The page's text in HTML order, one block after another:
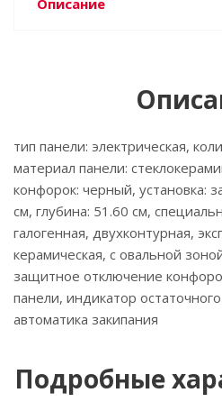
Описание
тип панели: электрическая,
материал панели:
конфорок: черный, установка:
см, глубина: 51.60 см,
галогенная, двухконтурная,
керамическая, с овальной
защитное отключение
панели, индикатор
автоматика закипания
Подробные